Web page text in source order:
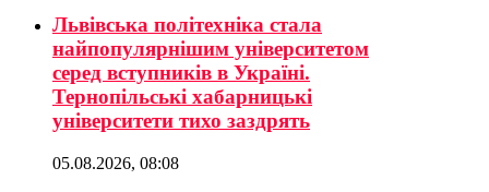
Львівська політехніка стала
найпопулярнішим університетом
серед вступників в Україні.
Тернопільські хабарницькі
університети тихо заздрять
05.08.2026, 08:08